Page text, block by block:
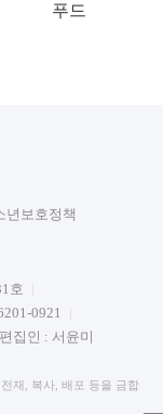
푸드
년보호정책
호
0921
편집인 : 서윤미
재, 복사, 배포 등을 금합